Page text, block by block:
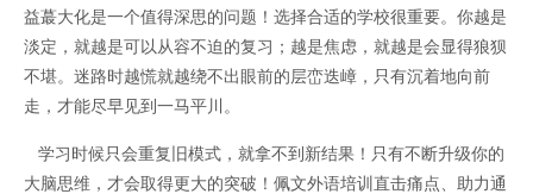
益蕞大化是一个值得深思的问题！选择合适的学校很重要。你越是
淡定，就越是可以从容不迫的复习；越是焦虑，就越是会显得狼狈
不堪。迷路时越慌就越绕不出眼前的层峦迭嶂，只有沉着地向前
走，才能尽早见到一马平川。
学习时候只会重复旧模式，就拿不到新结果！只有不断升级你的
大脑思维，才会取得更大的突破！佩文外语培训直击痛点、助力通